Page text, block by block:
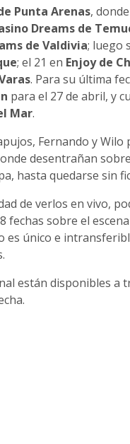
Punta Arenas,
Dreams de
de Valdivia; luego
; el 21 en Enjoy de
. Para su última
para el 27 de abril, y
Mar.
Fernando y Wilo
desentrañan
hasta quedarse sin
de verlos en vivo,
sobre el
es único e
están disponibles a